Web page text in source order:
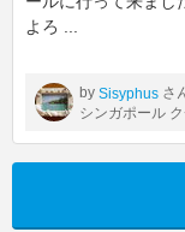
よろ
by Sisyphus さ
シンガポール